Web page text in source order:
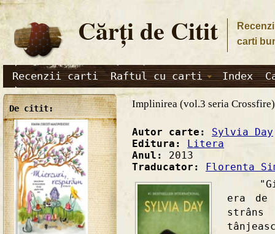
Cărţi de Citit
carti
Recenzii carti Raftul cu carti Index
De citit: Implinirea (vol.3 seria Crossfire)
Autor carte: Sylvia Day
Editura: Litera
Anul: 2013
Traducator: Florenta
era de